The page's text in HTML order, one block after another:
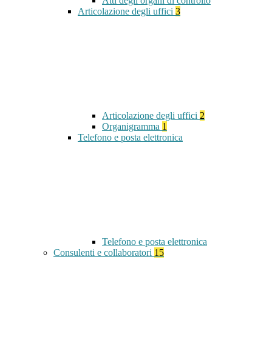
Articolazione degli uffici 3
Articolazione degli uffici 2
Organigramma 1
Telefono e posta elettronica
Telefono e posta elettronica
Consulenti e collaboratori 15